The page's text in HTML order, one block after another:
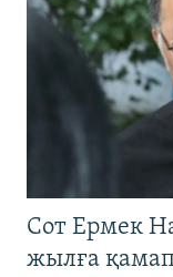
Сот Ермек
жылға